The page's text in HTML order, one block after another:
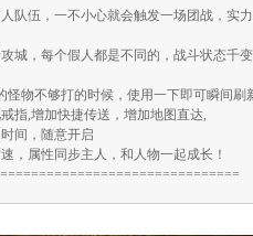
队伍，一不小心就会触发一场团战，实
城，每个假人都是不同的，战斗状态千
怪物不够打的时候，使用一下即可瞬间刷
指,增加快捷传送，增加地图直达,
间，随意开启
，属性同步主人，和人物一起成长！